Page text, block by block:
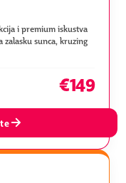
i premium iskustva
sunca, kruzing
€149